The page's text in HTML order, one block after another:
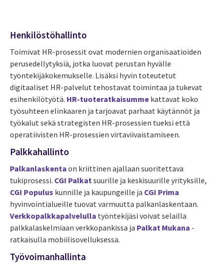
Henkilöstöhallinto
Toimivat HR-prosessit ovat modernien organisaatioiden
perusedellytyksiä, jotka luovat perustan hyvälle
työntekijäkokemukselle. Lisäksi hyvin toteutetut
digitaaliset HR-palvelut tehostavat toimintaa ja tukevat
esihenkilötyötä. HR-tuoteratkaisumme kattavat koko
työsuhteen elinkaaren ja tarjoavat parhaat käytännöt ja
työkalut sekä strategisten HR-prosessien tueksi että
operatiivisten HR-prosessien virtaviivaistamiseen.
Palkkahallinto
Palkanlaskenta on kriittinen ajallaan suoritettava
tukiprosessi. CGI Palkat suurille ja keskisuurille yrityksille,
CGI Populus kunnille ja kaupungeille ja CGI Prima
hyvinvointialueille tuovat varmuutta palkanlaskentaan.
Verkkopalkkapalvelulla työntekijäsi voivat selailla
palkkalaskelmiaan verkkopankissa ja Palkat Mukana -
ratkaisulla mobiilisovelluksessa.
Työvoimanhallinta